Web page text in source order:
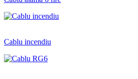
Cablu incendiu